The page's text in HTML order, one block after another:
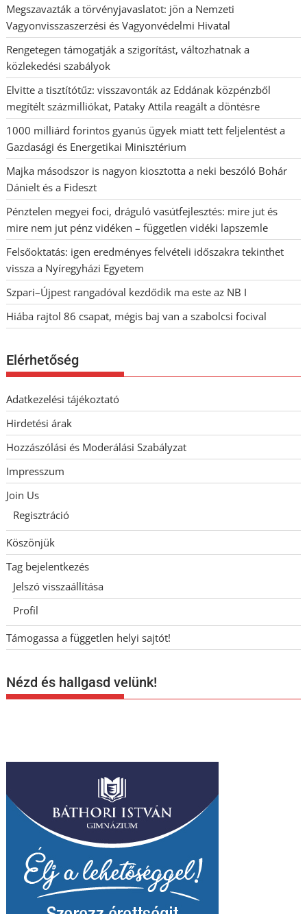
Megszavazták a törvényjavaslatot: jön a Nemzeti
Vagyonvisszaszerzési és Vagyonvédelmi Hivatal
Rengetegen támogatják a szigorítást, változhatnak a
közlekedési szabályok
Elvitte a tisztítótűz: visszavonták az Eddának közpénzből
megítélt százmilliókat, Pataky Attila reagált a döntésre
1000 milliárd forintos gyanús ügyek miatt tett feljelentést a
Gazdasági és Energetikai Minisztérium
Majka másodszor is nagyon kiosztotta a neki beszóló Bohár
Dánielt és a Fideszt
Pénztelen megyei foci, dráguló vasútfejlesztés: mire jut és
mire nem jut pénz vidéken – független vidéki lapszemle
Felsőoktatás: igen eredményes felvételi időszakra tekinthet
vissza a Nyíregyházi Egyetem
Szpari–Újpest rangadóval kezdődik ma este az NB I
Hiába rajtol 86 csapat, mégis baj van a szabolcsi focival
Elérhetőség
Adatkezelési tájékoztató
Hirdetési árak
Hozzászólási és Moderálási Szabályzat
Impresszum
Join Us
Regisztráció
Köszönjük
Tag bejelentkezés
Jelszó visszaállítása
Profil
Támogassa a független helyi sajtót!
Nézd és hallgasd velünk!